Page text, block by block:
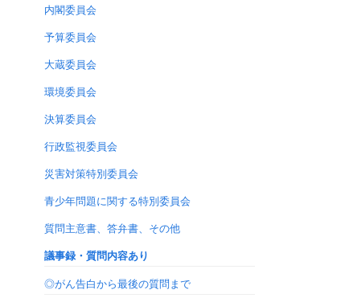
内閣委員会
予算委員会
大蔵委員会
環境委員会
決算委員会
行政監視委員会
災害対策特別委員会
青少年問題に関する特別委員会
質問主意書、答弁書、その他
議事録・質問内容あり
◎がん告白から最後の質問まで